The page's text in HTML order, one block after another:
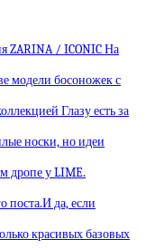
ZARINA / ICONIC На
модели босоножек с
Глазу есть за
носки, но идеи
дропе у LIME.
поста.И да, если
красивых базовых